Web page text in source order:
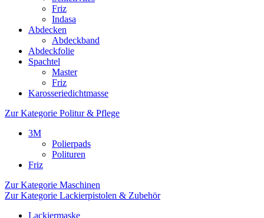
Friz
Indasa
Abdecken
Abdeckband
Abdeckfolie
Spachtel
Master
Friz
Karosseriedichtmasse
Zur Kategorie Politur & Pflege
3M
Polierpads
Polituren
Friz
Zur Kategorie Maschinen
Zur Kategorie Lackierpistolen & Zubehör
Lackiermaske